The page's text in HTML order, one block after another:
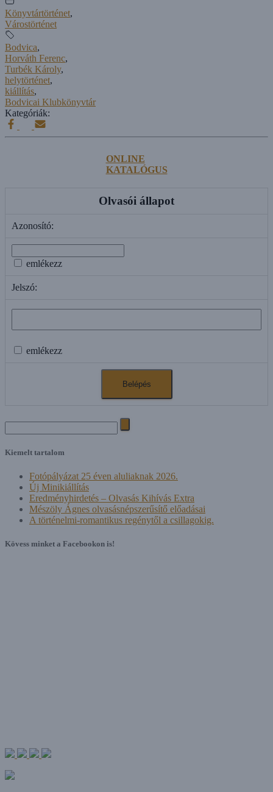
Könyvtártörténet,
Várostörténet
Bodvica,
Horváth Ferenc,
Turbék Károly,
helytörténet,
kiállítás,
Bodvicai Klubkönyvtár
Kategóriák:
ONLINE
KATALÓGUS
Olvasói állapot
Azonosító:
emlékezz
Jelszó:
emlékezz
Search
for:
Kiemelt tartalom
Fotópályázat 25 éven aluliaknak 2026.
Új Minikiállítás
Eredményhirdetés – Olvasás Kihívás Extra
Mészöly Ágnes olvasásnépszerűsítő előadásai
A történelmi-romantikus regénytől a csillagokig.
Kövess minket a Facebookon is!